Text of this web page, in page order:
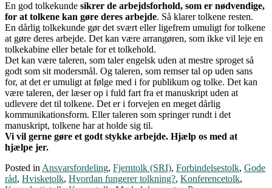
En god tolkekunde sikrer de arbejdsforhold, som er nødvendige,
for at tolkene kan gøre deres arbejde. Så klarer tolkene resten.
En dårlig tolkekunde gør det svært eller ligefrem umuligt for tolkene
at gøre deres arbejde. Det kan være arrangøren, som ikke vil leje en
tolkekabine eller betale for et tolkehold.
Det kan være taleren, som taler engelsk uden at mestre sproget så
godt som sit modersmål. Og taleren, som remser tal op uden sans
for, at det er umuligt at følge med i for publikum og tolke. Det kan
være taleren, der læser op i fuld fart fra et manuskript uden at
udlevere det til tolkene. Det er i forvejen en meget dårlig
kommunikationsform. Eller taleren som springer rundt i det
manuskript, tolkene har at holde sig til.
Vi vil gerne gøre et godt stykke arbejde. Hjælp os med at
hjælpe jer.
Posted in Ansvarsfordeling, Fjerntolk (SRI), Forbindelsestolk, Gode
råd, Hvisketolk, Hvordan fungerer tolkning?, Konferencetolk,